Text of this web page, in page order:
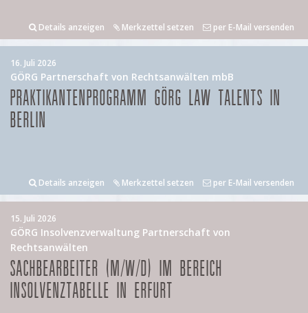
Details anzeigen Merkzettel setzen per E-Mail versenden
16. Juli 2026
GÖRG Partnerschaft von Rechtsanwälten mbB
PRAKTIKANTENPROGRAMM GÖRG LAW TALENTS IN
BERLIN
Details anzeigen Merkzettel setzen per E-Mail versenden
15. Juli 2026
GÖRG Insolvenzverwaltung Partnerschaft von
Rechtsanwälten
SACHBEARBEITER (M/W/D) IM BEREICH
INSOLVENZTABELLE IN ERFURT